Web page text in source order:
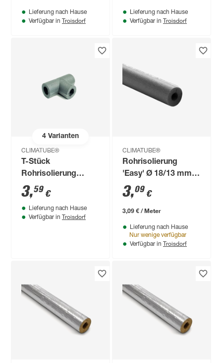
Lieferung nach Hause
Verfügbar in Troisdorf
Lieferung nach Hause
Verfügbar in Troisdorf
4Varianten
CLIMATUBE®
T-Stück
Rohrisolierung
'Easy' Ø 22/13 mm
Dämmstärke,
selbstklebend
3,59 €
Lieferung nach Hause
Verfügbar in Troisdorf
CLIMATUBE®
Rohrisolierung
'Easy' Ø 18/13 mm
Dämmstärke
selbstklebend, 1 m
3,09 €
3,09 € / Meter
Lieferung nach Hause
Nur wenige verfügbar
Verfügbar in Troisdorf